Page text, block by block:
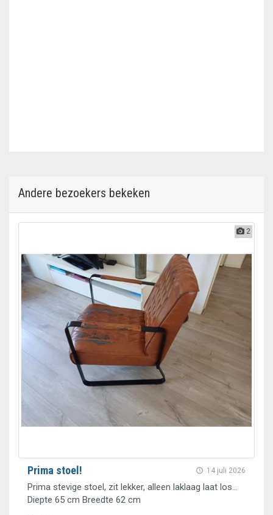
Andere bezoekers bekeken
2
14 juli 2026
Prima stoel!
Prima stevige stoel, zit lekker, alleen laklaag laat los...
Diepte 65 cm Breedte 62 cm